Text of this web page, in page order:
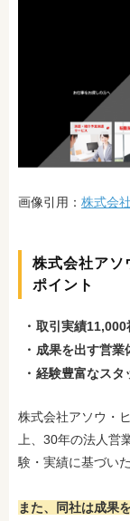
画像引用： 株式会
株式会社アソ
ポイント
取引実績11,000
成果を出す営業
経験豊富なスタ
株式会社アソウ・
上、30年の法人営
験・実績に基づい
また、同社は成果